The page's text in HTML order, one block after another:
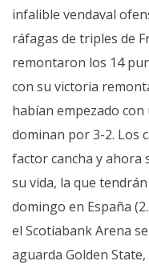
infalible vendaval
ráfagas de triples de
remontaron los 14
con su victoria
habían empezado
dominan por 3-2. Los
factor cancha y ahora
su vida, la que
domingo en España
el Scotiabank Arena
aguarda Golden